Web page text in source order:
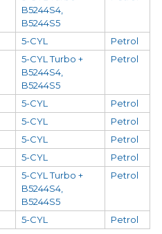
B5244S4,
B5244S5
5-CYL
Petrol
5-CYL Turbo +
B5244S4,
B5244S5
Petrol
5-CYL
Petrol
5-CYL
Petrol
5-CYL
Petrol
5-CYL
Petrol
5-CYL Turbo +
B5244S4,
B5244S5
Petrol
5-CYL Petrol